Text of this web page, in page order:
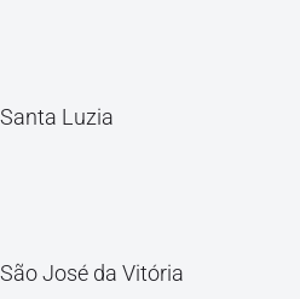
Santa Luzia
São José da Vitória